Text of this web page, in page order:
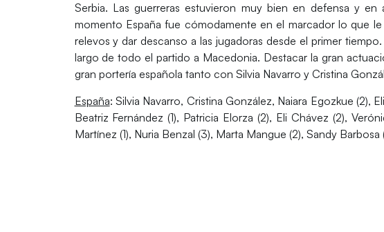
Serbia. Las guerreras estuvieron muy bien en defensa y
momento España fue cómodamente en el marcador lo que
relevos y dar descanso a las jugadoras desde el primer
largo de todo el partido a Macedonia. Destacar la gran
gran portería española tanto con Silvia Navarro y Cristina
España: Silvia Navarro, Cristina González, Naiara Egozkue (2),
Beatriz Fernández (1), Patricia Elorza (2), Eli Chávez (2),
Martínez (1), Nuria Benzal (3), Marta Mangue (2), Sandy